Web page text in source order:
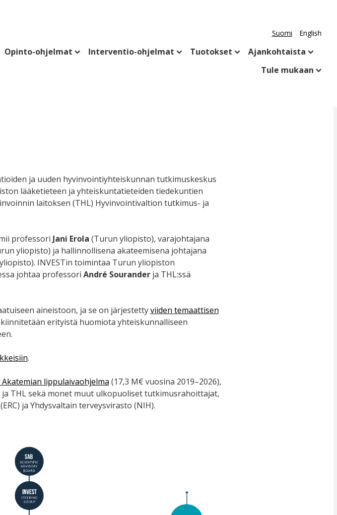
Suomi English
Opinto-ohjelmat Interventio-ohjelmat Tuotokset
Ajankohtaista
Tule mukaan
ja uuden hyvinvointiyhteiskunnan tutkimuskeskus
lääketieteen ja yhteiskuntatieteiden tiedekuntien
laitoksen (THL) Hyvinvointivaltion tutkimus- ja
professori Jani Erola (Turun yliopisto), varajohtajana
yliopisto) ja hallinnollisena akateemisena johtajana
INVESTin toimintaa Turun yliopiston
johtaa professori André Souranderja THL:ssä
aineistoon, ja se on järjestettyviiden temaattisen
kiinnitetään erityistä huomiota yhteiskunnalliseen
.
Akatemian lippulaivaohjelma (17,3 M€ vuosina 2019–2026),
THL sekä monet muut ulkopuoliset tutkimusrahoittajat,
ja Yhdysvaltain terveysvirasto (NIH).